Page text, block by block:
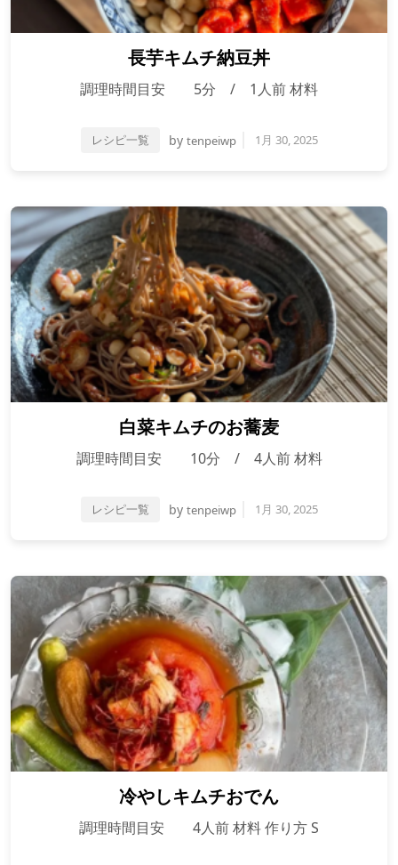
長芋キムチ納豆丼
調理時間目安 5分 / 1人前 材料
レシピ一覧 by tenpeiwp 1月 30, 2025
白菜キムチのお蕎麦
調理時間目安 10分 / 4人前 材料
レシピ一覧 by tenpeiwp 1月 30, 2025
冷やしキムチおでん
調理時間目安 4人前 材料 作り方 S